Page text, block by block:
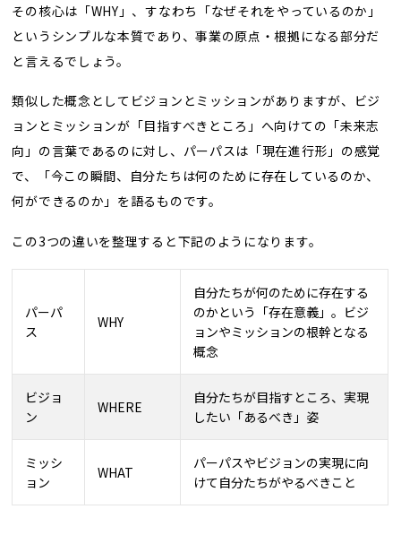
その核心は「WHY」、すなわち「なぜそれをやっているのか」
というシンプルな本質であり、事業の原点・根拠になる部分だ
と言えるでしょう。
類似した概念としてビジョンとミッションがありますが、ビジ
ョンとミッションが「目指すべきところ」へ向けての「未来志
向」の言葉であるのに対し、パーパスは「現在進行形」の感覚
で、「今この瞬間、自分たちは何のために存在しているのか、
何ができるのか」を語るものです。
この3つの違いを整理すると下記のようになります。
パーパ
ス
WHY
自分たちが何のために存在する
のかという「存在意義」。ビジ
ョンやミッションの根幹となる
概念
ビジョ
ン
WHERE
自分たちが目指すところ、実現
したい「あるべき」姿
ミッシ
ョン
WHAT
パーパスやビジョンの実現に向
けて自分たちがやるべきこと